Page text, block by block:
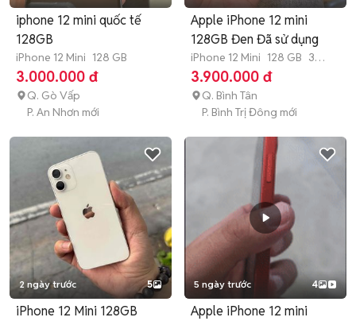
iphone 12 mini quốc tế
128GB
iPhone 12 Mini 128 GB
3.000.000 đ
Q. Gò Vấp
P. An Nhơn mới
Apple iPhone 12 mini
128GB Đen Đã sử dụng
iPhone 12 Mini 128 GB 3
tháng
3.900.000 đ
Q. Bình Tân
P. Bình Trị Đông mới
2 ngày trước 5
iPhone 12 Mini 128GB
5 ngày trước 4
Apple iPhone 12 mini